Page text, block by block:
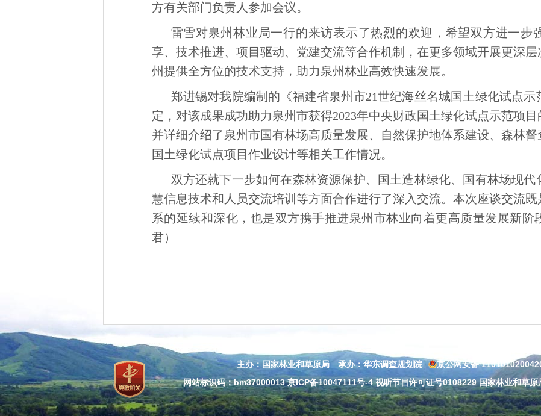
方有关部门负责人参加会议。
雷雪对泉州林业局一行的来访表示了热烈的欢迎，希望双方进一步
享、技术推进、项目驱动、党建交流等合作机制，在更多领域开展更深
州提供全方位的技术支持，助力泉州林业高效快速发展。
郑进锡对我院编制的《福建省泉州市21世纪海丝名城国土绿化试点
定，对该成果成功助力泉州市获得2023年中央财政国土绿化试点示范项目
并详细介绍了泉州市国有林场高质量发展、自然保护地体系建设、森林
国土绿化试点项目作业设计等相关工作情况。
双方还就下一步如何在森林资源保护、国土造林绿化、国有林场现代
慧信息技术和人员交流培训等方面合作进行了深入交流。本次座谈交流
系的延续和深化，也是双方携手推进泉州市林业向着更高质量发展新阶
君）
主办：国家林业和草原局 承办：华东调查规划院
京公网安备
网站标识码：bm37000013京ICP备10047111号-4视听节目许可证号0108229 国家林业和草